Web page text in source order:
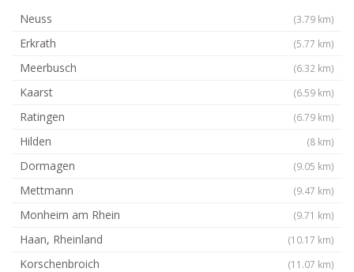
Neuss (3.79 km)
Erkrath (5.77 km)
Meerbusch (6.32 km)
Kaarst (6.59 km)
Ratingen (6.79 km)
Hilden (8 km)
Dormagen (9.05 km)
Mettmann (9.47 km)
Monheim am Rhein (9.71 km)
Haan, Rheinland (10.17 km)
Korschenbroich (11.07 km)